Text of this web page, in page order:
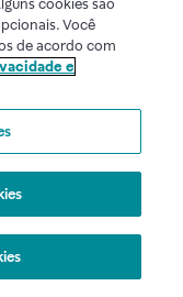
cookies são
Você
de acordo com
e